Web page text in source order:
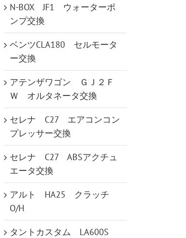
N-BOX JF1 ウォーターポ
ンプ交換
ベンツCLA180 セルモータ
ー交換
アテンザワゴン ＧＪ２Ｆ
Ｗ オルタネータ交換
セレナ C27 エアコンコン
プレッサー交換
セレナ C27 ABSアクチュ
エータ交換
アルト HA25 クラッチ
O/H
タントカスタム LA600S